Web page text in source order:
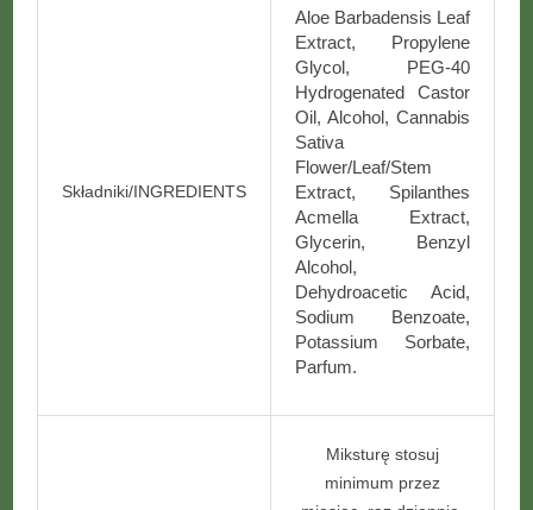
Składniki/INGREDIENTS
Aloe Barbadensis Leaf
Extract, Propylene
Glycol, PEG-40
Hydrogenated Castor
Oil, Alcohol, Cannabis
Sativa
Flower/Leaf/Stem
Extract, Spilanthes
Acmella Extract,
Glycerin, Benzyl
Alcohol,
Dehydroacetic Acid,
Sodium Benzoate,
Potassium Sorbate,
Parfum.
Miksturę stosuj
minimum przez